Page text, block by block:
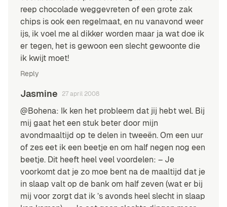
reep chocolade weggevreten of een grote zak
chips is ook een regelmaat, en nu vanavond weer
ijs, ik voel me al dikker worden maar ja wat doe ik
er tegen, het is gewoon een slecht gewoonte die
ik kwijt moet!
Reply
Jasmine 27 april 2008
@Bohena: Ik ken het probleem dat jij hebt wel. Bij
mij gaat het een stuk beter door mijn
avondmaaltijd op te delen in tweeën. Om een uur
of zes eet ik een beetje en om half negen nog een
beetje. Dit heeft heel veel voordelen: – Je
voorkomt dat je zo moe bent na de maaltijd dat je
in slaap valt op de bank om half zeven (wat er bij
mij voor zorgt dat ik ’s avonds heel slecht in slaap